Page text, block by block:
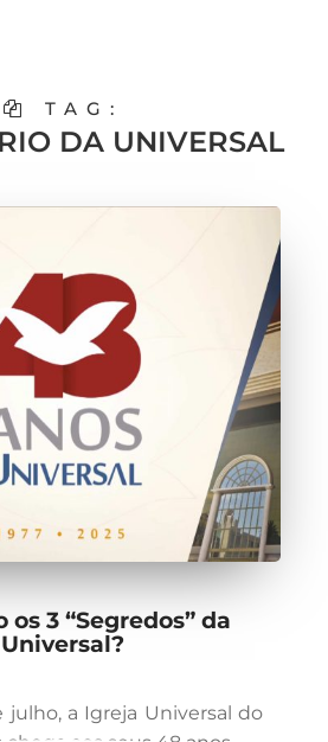
TAG:
DA UNIVERSAL
os 3 “Segredos” da
Universal?
julho, a Igreja Universal do